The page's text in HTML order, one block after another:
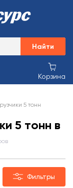
Найти
Корзина
5 тонн
5 тонн в
Фильтры